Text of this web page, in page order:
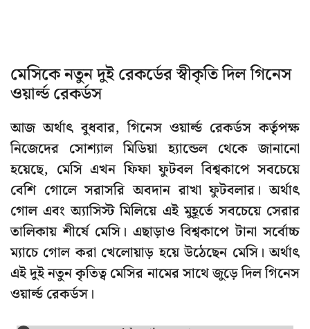
মেসিকে নতুন দুই রেকর্ডের স্বীকৃতি দিল গিনেস
ওয়ার্ল্ড রেকর্ডস
আজ অর্থাৎ বুধবার, গিনেস ওয়ার্ল্ড রেকর্ডস কর্তৃপক্ষ
নিজেদের সোশ্যাল মিডিয়া হ্যান্ডেল থেকে জানানো
হয়েছে, মেসি এখন ফিফা ফুটবল বিশ্বকাপে সবচেয়ে
বেশি গোলে সরাসরি অবদান রাখা ফুটবলার। অর্থাৎ
গোল এবং অ্যাসিস্ট মিলিয়ে এই মুহূর্তে সবচেয়ে সেরার
তালিকায় শীর্ষে মেসি। এছাড়াও বিশ্বকাপে টানা সর্বোচ্চ
ম্যাচে গোল করা খেলোয়াড় হয়ে উঠেছেন মেসি। অর্থাৎ
এই দুই নতুন কৃতিত্ব মেসির নামের সাথে জুড়ে দিল গিনেস
ওয়ার্ল্ড রেকর্ডস।